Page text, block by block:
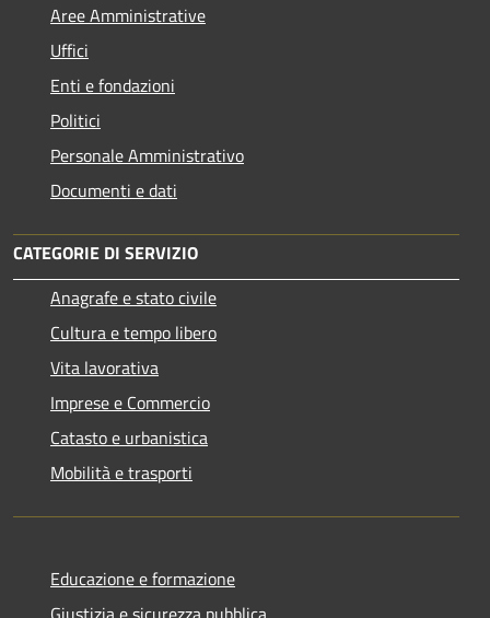
Aree Amministrative
Uffici
Enti e fondazioni
Politici
Personale Amministrativo
Documenti e dati
CATEGORIE DI SERVIZIO
Anagrafe e stato civile
Cultura e tempo libero
Vita lavorativa
Imprese e Commercio
Catasto e urbanistica
Mobilità e trasporti
Educazione e formazione